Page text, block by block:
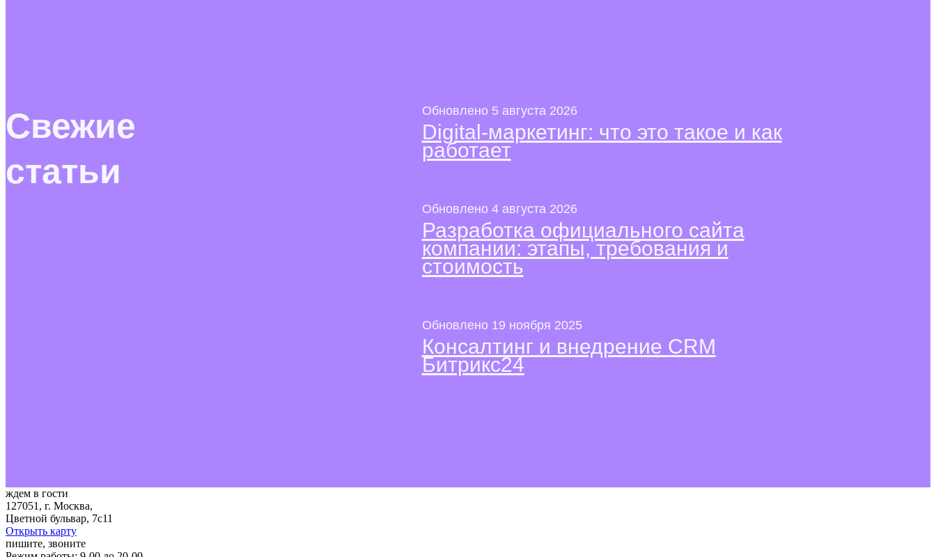
Свежие
статьи
Обновлено 5 августа 2026
Digital-маркетинг: что это такое и как
работает
Обновлено 4 августа 2026
Разработка официального сайта
компании: этапы, требования и
стоимость
Обновлено 19 ноября 2025
Консалтинг и внедрение CRM
Битрикс24
ждем в гости
127051, г. Москва,
Цветной бульвар, 7с11
Открыть карту
пишите, звоните